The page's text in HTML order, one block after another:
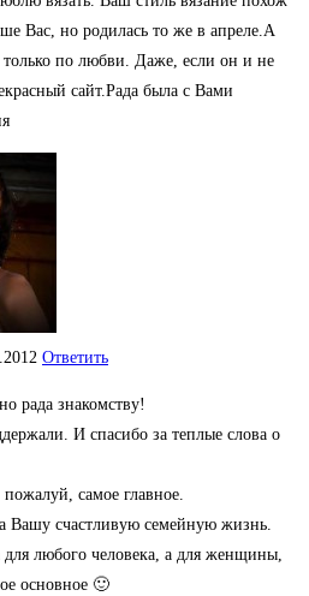
Вас, но родилась то же в апреле.А
по любви. Даже, если он и не
сайт.Рада была с Вами
Ответить
рада знакомству!
И спасибо за теплые слова о
самое главное.
Вашу счастливую семейную жизнь.
любого человека, а для женщины,
основное 🙂